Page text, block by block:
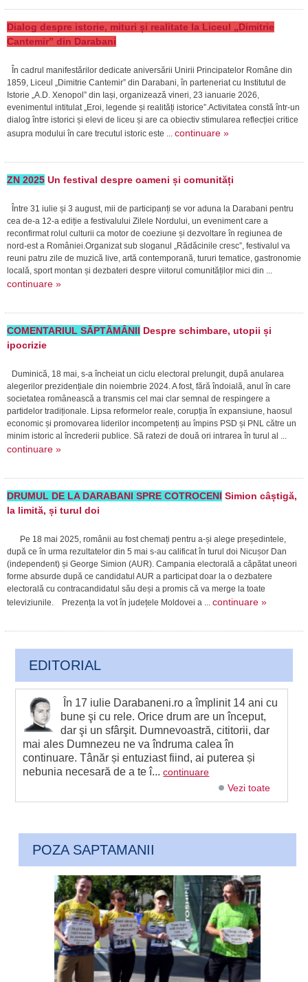
Dialog despre istorie, mituri și realitate la Liceul „Dimitrie
Cantemir” din Darabani
În cadrul manifestărilor dedicate aniversării Unirii Principatelor Române din
1859, Liceul „Dimitrie Cantemir” din Darabani, în parteneriat cu Institutul de
Istorie „A.D. Xenopol” din Iași, organizează vineri, 23 ianuarie 2026,
evenimentul intitulat „Eroi, legende și realități istorice”.Activitatea constă într-un
dialog între istorici și elevi de liceu și are ca obiectiv stimularea reflecției critice
asupra modului în care trecutul istoric este ... continuare »
ZN 2025Un festival despre oameni și comunități
Între 31 iulie și 3 august, mii de participanți se vor aduna la Darabani pentru
cea de-a 12-a ediție a festivalului Zilele Nordului, un eveniment care a
reconfirmat rolul culturii ca motor de coeziune și dezvoltare în regiunea de
nord-est a României.Organizat sub sloganul „Rădăcinile cresc”, festivalul va
reuni patru zile de muzică live, artă contemporană, tururi tematice, gastronomie
locală, sport montan și dezbateri despre viitorul comunităților mici din ...
continuare »
COMENTARIUL SĂPTĂMÂNII Despre schimbare, utopii și
ipocrizie
Duminică, 18 mai, s-a încheiat un ciclu electoral prelungit, după anularea
alegerilor prezidențiale din noiembrie 2024. A fost, fără îndoială, anul în care
societatea românească a transmis cel mai clar semnal de respingere a
partidelor tradiționale. Lipsa reformelor reale, corupția în expansiune, haosul
economic și promovarea liderilor incompetenți au împins PSD și PNL către un
minim istoric al încrederii publice. Să ratezi de două ori intrarea în turul al ...
continuare »
DRUMUL DE LA DARABANI SPRE COTROCENI Simion câștigă,
la limită, și turul doi
Pe 18 mai 2025, românii au fost chemați pentru a-și alege președintele,
după ce în urma rezultatelor din 5 mai s-au calificat în turul doi Nicușor Dan
(independent) și George Simion (AUR). Campania electorală a căpătat uneori
forme absurde după ce candidatul AUR a participat doar la o dezbatere
electorală cu contracandidatul său deși a promis că va merge la toate
televiziunile. Prezența la vot în județele Moldovei a ... continuare »
EDITORIAL
În 17 iulie Darabaneni.ro a împlinit 14 ani cu
bune şi cu rele. Orice drum are un început,
dar şi un sfârşit. Dumnevoastră, cititorii, dar
mai ales Dumnezeu ne va îndruma calea în
continuare. Tânăr și entuziast fiind, ai puterea și
nebunia necesară de a te î...continuare
Vezi toate
POZA SAPTAMANII